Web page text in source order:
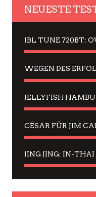
NEUESTE